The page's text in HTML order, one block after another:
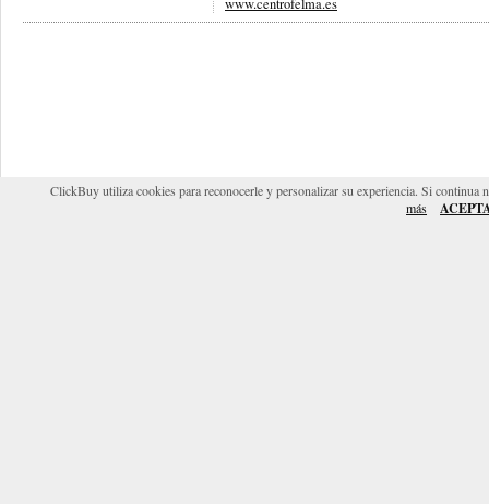
www.centrofelma.es
ClickBuy utiliza cookies para reconocerle y personalizar su experiencia. Si continua
más